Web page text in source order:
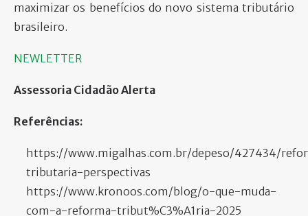
maximizar os benefícios do novo sistema tributário
brasileiro.
NEWLETTER
Assessoria Cidadão Alerta
Referências:
https://www.migalhas.com.br/depeso/427434/
tributaria-perspectivas
https://www.kronoos.com/blog/o-que-muda-
com-a-reforma-tribut%C3%A1ria-2025